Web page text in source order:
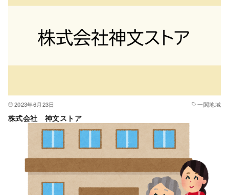
2023年6月23日 一関地域
株式会社 神文ストア